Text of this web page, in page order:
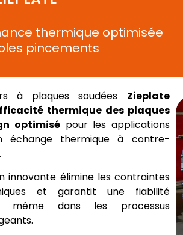
thermique optimisée
pincements
à plaques soudées Zieplate
thermique des plaques
optimisé pour les applications
échange thermique à contre-
innovante élimine les contraintes
et garantit une fiabilité
même dans les processus